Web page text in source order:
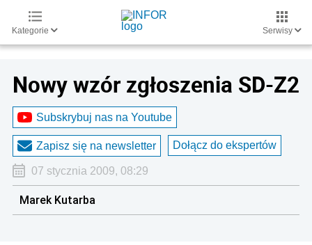
Kategorie Serwisy
Nowy wzór zgłoszenia SD-Z2
Subskrybuj nas na Youtube
Zapisz się na newsletter Dołącz do ekspertów
07 stycznia 2009, 08:29
Marek Kutarba